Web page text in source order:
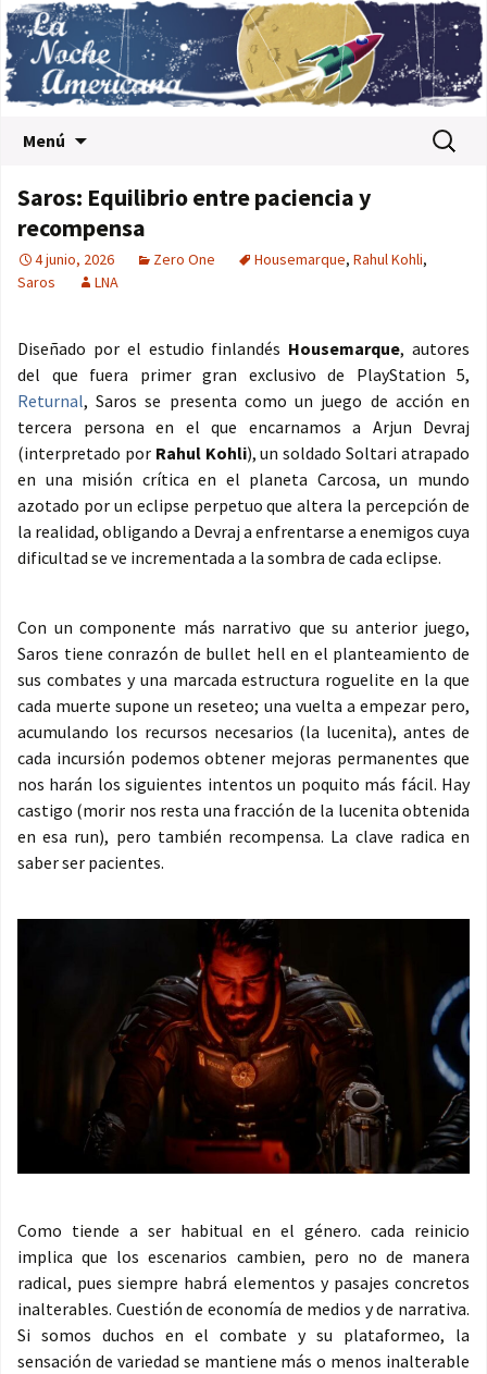
Menú Buscar:
Saros: Equilibrio entre paciencia y
recompensa
4 junio, 2026 Zero One Housemarque, Rahul Kohli,
Saros
LNA
Diseñado por el estudio finlandés Housemarque, autores
del que fuera primer gran exclusivo de PlayStation 5,
Returnal, Saros se presenta como un juego de acción en
tercera persona en el que encarnamos a Arjun Devraj
(interpretado por Rahul Kohli), un soldado Soltari atrapado
en una misión crítica en el planeta Carcosa, un mundo
azotado por un eclipse perpetuo que altera la percepción de
la realidad, obligando a Devraj a enfrentarse a enemigos cuya
dificultad se ve incrementada a la sombra de cada eclipse.
Con un componente más narrativo que su anterior juego,
Saros tiene conrazón de bullet hell en el planteamiento de
sus combates y una marcada estructura roguelite en la que
cada muerte supone un reseteo; una vuelta a empezar pero,
acumulando los recursos necesarios (la lucenita), antes de
cada incursión podemos obtener mejoras permanentes que
nos harán los siguientes intentos un poquito más fácil. Hay
castigo (morir nos resta una fracción de la lucenita obtenida
en esa run), pero también recompensa. La clave radica en
saber ser pacientes.
Como tiende a ser habitual en el género. cada reinicio
implica que los escenarios cambien, pero no de manera
radical, pues siempre habrá elementos y pasajes concretos
inalterables. Cuestión de economía de medios y de narrativa.
Si somos duchos en el combate y su plataformeo, la
sensación de variedad se mantiene más o menos inalterable